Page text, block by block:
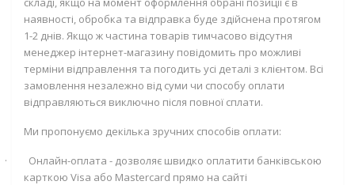
наявності, обробка та відправка буде здійснена протягом
1-2 днів. Якщо ж частина товарів тимчасово відсутня
менеджер інтернет-магазину повідомить про можливі
терміни відправлення та погодить усі деталі з клієнтом. Всі
замовлення незалежно від суми чи способу оплати
відправляються виключно після повної сплати.
Ми пропонуємо декілька зручних способів оплати:
·
Онлайн-оплата - дозволяє швидко оплатити банківською
карткою Visa або Mastercard прямо на сайті